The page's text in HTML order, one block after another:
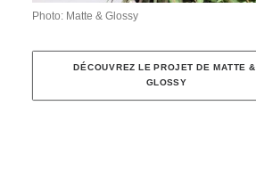
Photo: Matte & Glossy
DÉCOUVREZ LE PROJET DE MATTE &
GLOSSY